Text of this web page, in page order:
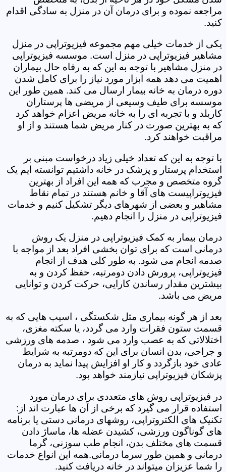
مراجعه نموده و برای درمان آن در منزل به سادگی اقدام
کنید.
یکی از خدمات خیلی مهم مجموعه فیزیوتراپی در منزل
مشاهیر فیزیوتراپی در منزل است. موسسه فیزیوتراپی
در منزل مشاهیر با توجه به این که به رفاه حال بیماران
اهمیت می دهد همه ابزار مورد نیاز را برای کامل شدن
دوره درمان به خانه بیمار ارسال می کند. همین طور این
موسسه برای طیف وسیعی از مریضی ها پرستاران
کاربلد و با تجربه ای را به خانه مریض اعزام خواهد کرد
که به بهترین صورت در کنار مریض شما هستند و از او
مراقبت خواهند کرد.
با توجه به این که تعداد خیلی زیاد درخواست مبنی بر
استخدام پرستار و پزشک در خانه داشتیم توانسته ایم یک
گروه متخصص و مجرب که همه این افراد از بهترین
فیزیوتراپیست های آقا و خانم هستند در تمام نقاط
مشاهیر و بعضی از شهرهای دیگر تشکیل کنیم و خدمات
فیزیوتراپی در منزل را انجام دهیم.
درمان بیمار به کمک فیزیوتراپی در منزل یک روش
درمانی است که برای توان بخشی افراد بعد از مواجه با
صدمه انجام می شود. به طور کلی هدف از انجام
فیزیوتراپی، پرورش دادن دومرتبه، حفظ کردن و به
بیشترین مقدار رساندن کارایی، حرکت کردن و توانایی
مریض می باشد.
بعد از هر گونه بیماری مثل شکستگی ، اسیب هایی که به
قسمت ستون فقرات وارد می گردد، یا سکته مغزی،
اختلالاتی که به عصب وارد می شود ، صدمه های ورزشی
و جراحی، بدن انسان برای این که دومرتبه به شرایط
عادی خود بازگردد و کار او افزایش پیدا نماید به درمان
پزشکان فیزیوتراپی نیازمند خواهد بود.
در فیزیوتراپی روش های متعددی برای درمان مورد
استفاده قرار می گیرد که برخی از آن ها عبارت اند از:
تکنیک های الکتروتراپی، روشهای درمانی دستی یا برنامه
های گوناگون ورزشی، کشیدن عضله ها، ماساژ دادن
قسمت های مختلف بدن، انجام طب سوزنی، گرما
درمانی و همین طور سرما درمانی.همه این انواع خدمات
را شما عزیزان میتواند در خانه دریافت کنید.